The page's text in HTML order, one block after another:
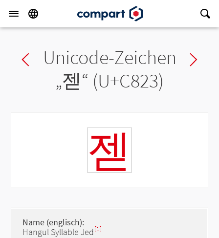
Previous char
Unicode-Zeichen
„젣“ (U+C823)
젣
Name (englisch):
Hangul Syllable Jed[1]